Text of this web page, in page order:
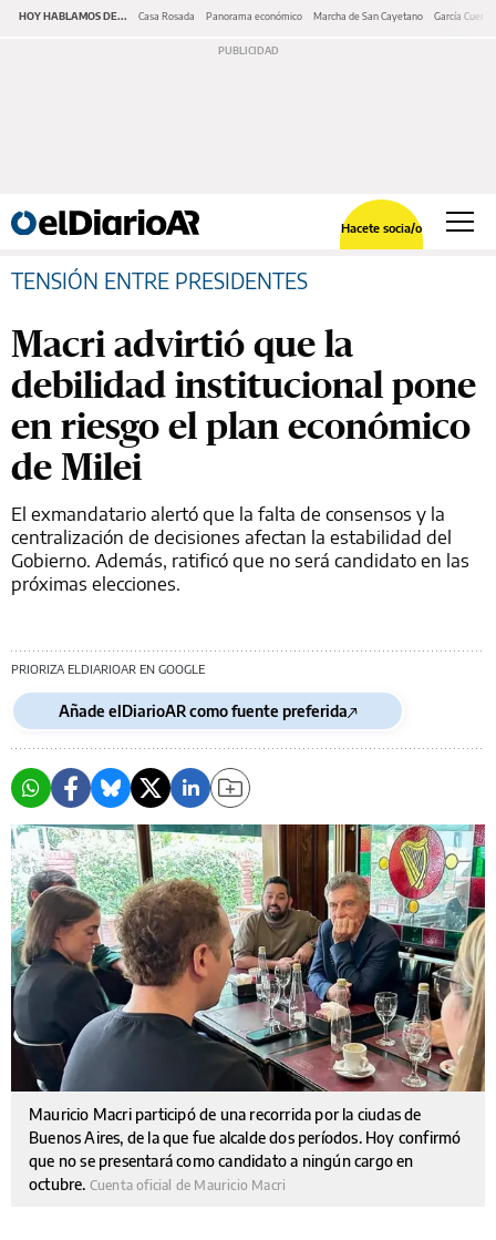
HOY HABLAMOS DE... Casa Rosada Panorama económico Marcha de San Cayetano García Cuerva
Hacete socia/o
TENSIÓN ENTRE PRESIDENTES
Macri advirtió que la
debilidad institucional pone
en riesgo el plan económico
de Milei
El exmandatario alertó que la falta de consensos y la
centralización de decisiones afectan la estabilidad del
Gobierno. Además, ratificó que no será candidato en las
próximas elecciones.
PRIORIZA ELDIARIOAR EN GOOGLE
Añade elDiarioAR como fuente preferida
Mauricio Macri participó de una recorrida por la ciudas de
Buenos Aires, de la que fue alcalde dos períodos. Hoy confirmó
que no se presentará como candidato a ningún cargo en
octubre. Cuenta oficial de Mauricio Macri